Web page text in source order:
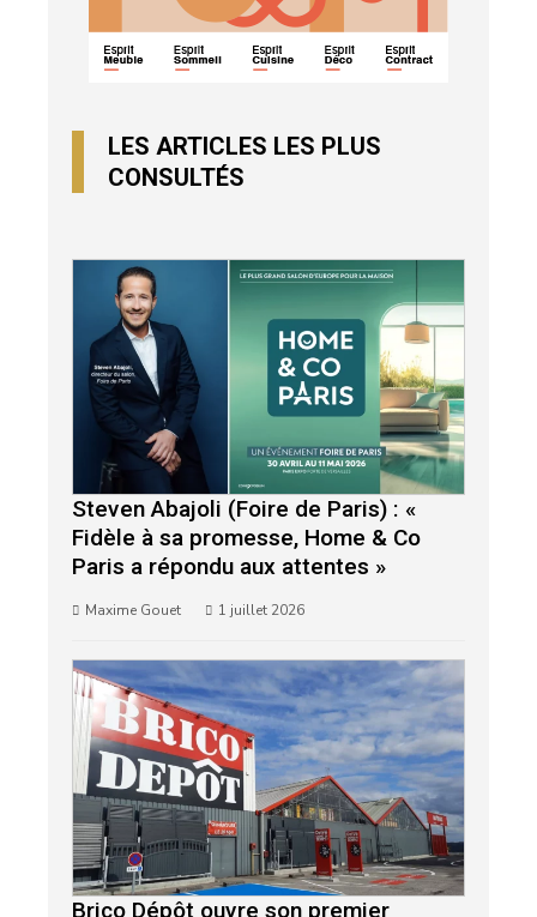
LES ARTICLES LES PLUS
CONSULTÉS
Steven Abajoli (Foire de Paris) : «
Fidèle à sa promesse, Home & Co
Paris a répondu aux attentes »
Maxime Gouet 1 juillet 2026
Brico Dépôt ouvre son premier